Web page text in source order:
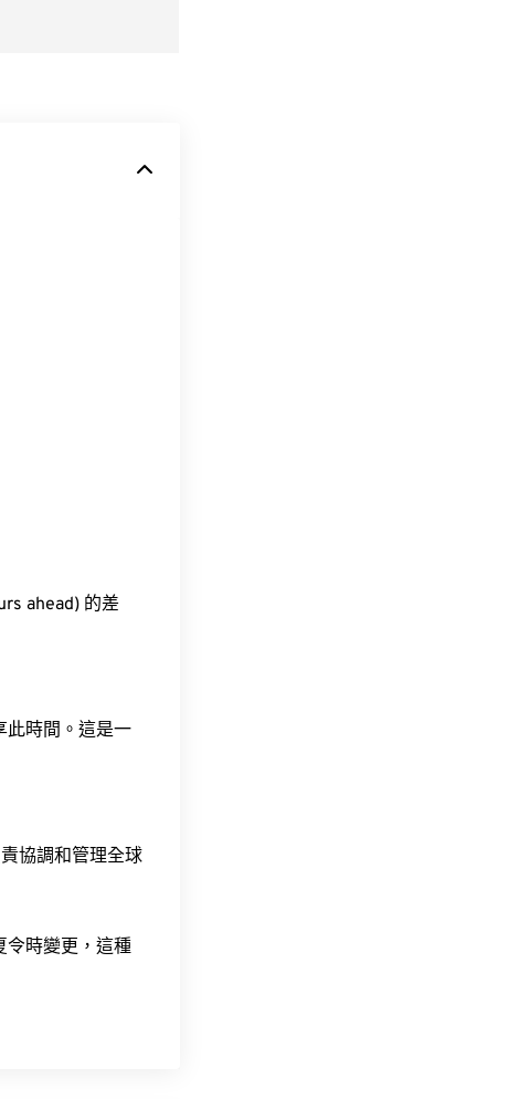
ahead) 的差
此時間。這是一
協調和管理全球
令時變更，這種